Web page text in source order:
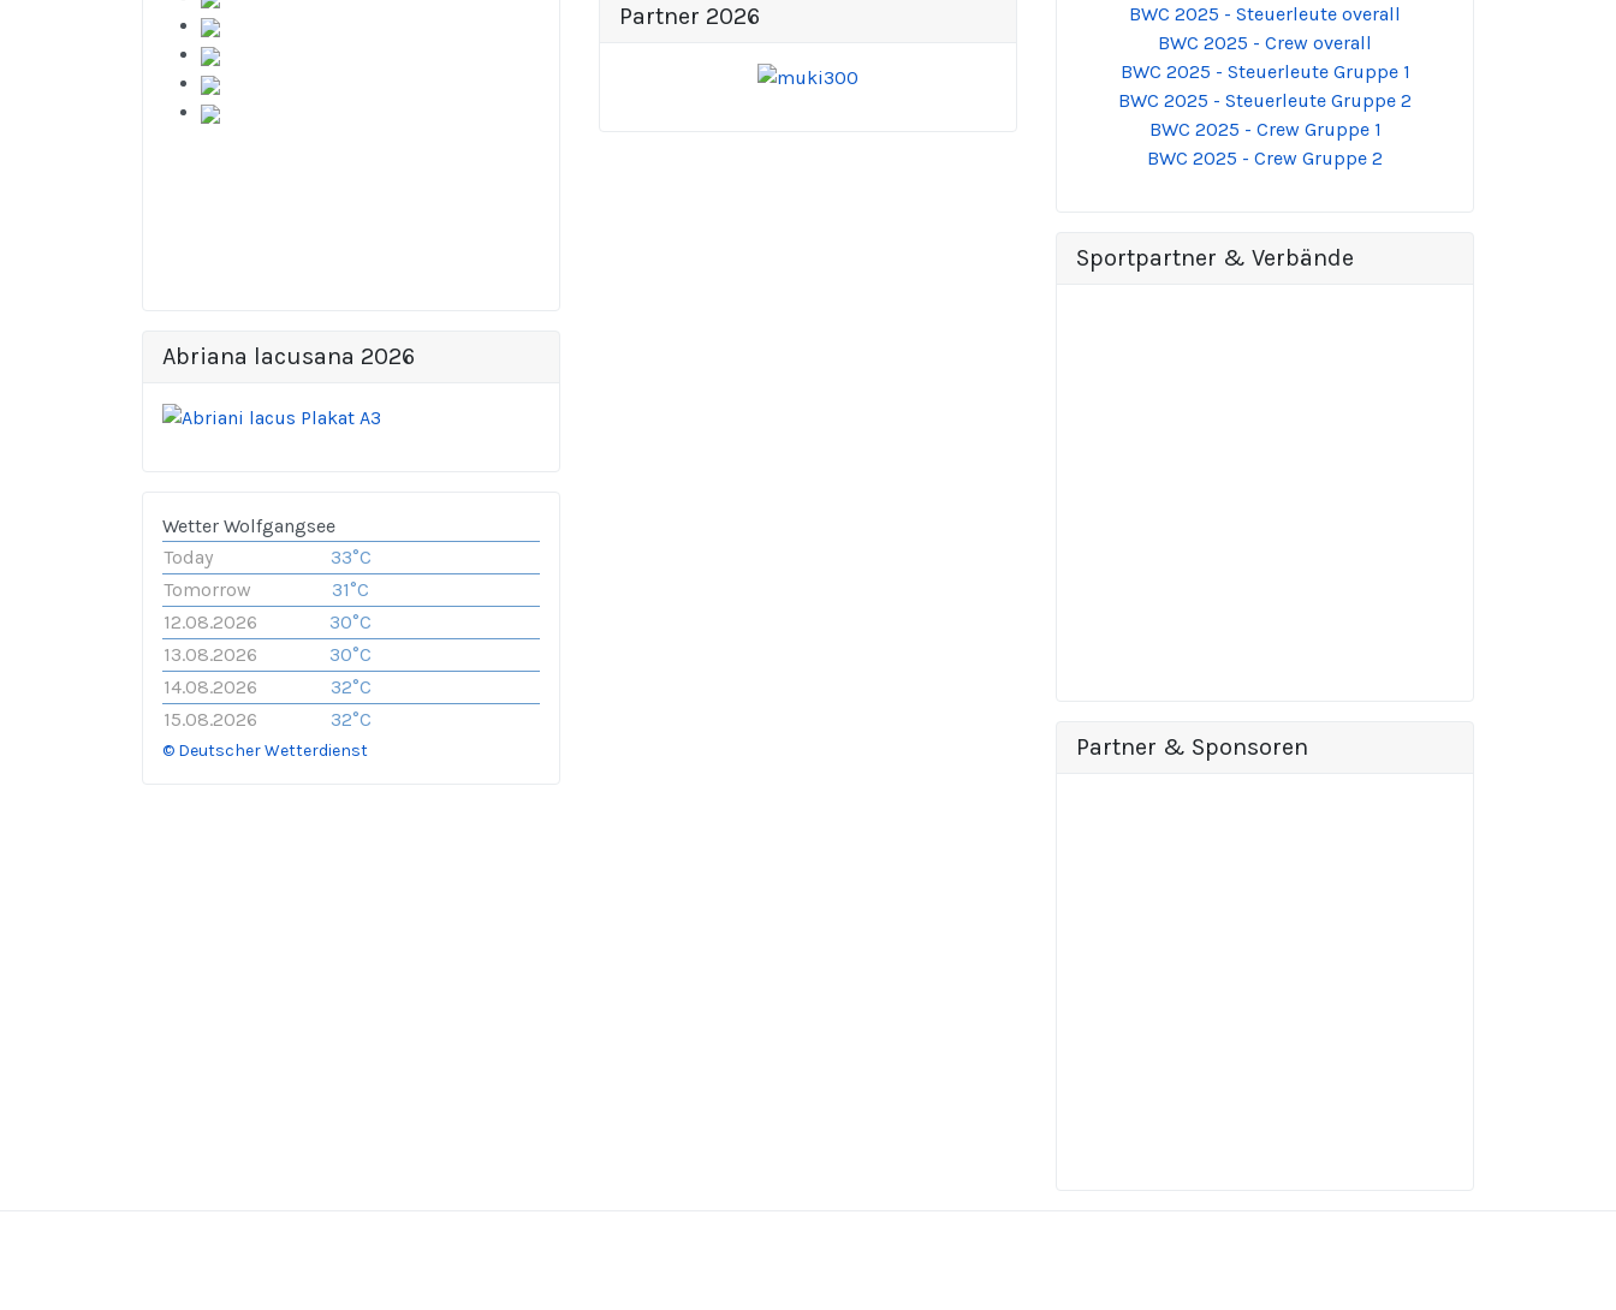
Abriana lacusana 2026
Wetter Wolfgangsee
Today
33°C
Tomorrow
31°C
12.08.2026
30°C
13.08.2026
30°C
14.08.2026
32°C
15.08.2026
32°C
© Deutscher Wetterdienst
Partner 2026
BWC 2025 - Steuerleute overall
BWC 2025 - Crew overall
BWC 2025 - Steuerleute Gruppe 1
BWC 2025 - Steuerleute Gruppe 2
BWC 2025 - Crew Gruppe 1
BWC 2025 - Crew Gruppe 2
Sportpartner & Verbände
Partner & Sponsoren